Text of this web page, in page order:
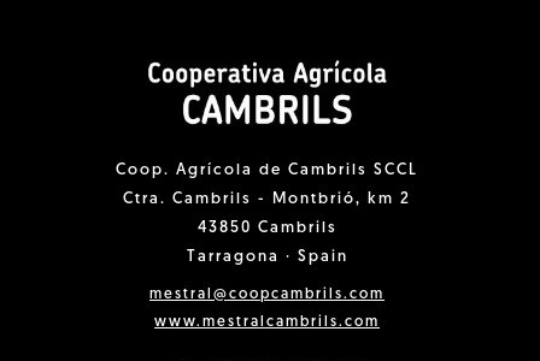
Coop. Agrícola de Cambrils SCCL
Ctra. Cambrils - Montbrió, km 2
43850 Cambrils
Tarragona · Spain
mestral@coopcambrils.com
www.mestralcambrils.com